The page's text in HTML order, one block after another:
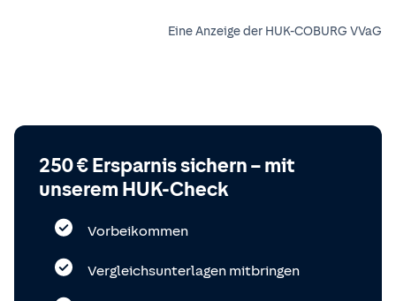
Eine Anzeige der HUK-COBURG VVaG
250 € Ersparnis sichern – mit
unserem HUK-Check
Vorbeikommen
Vergleichsunterlagen mitbringen